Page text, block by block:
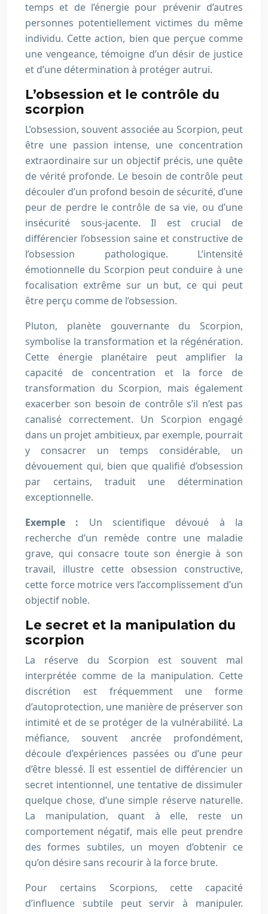
temps et de l’énergie pour prévenir d’autres
personnes potentiellement victimes du même
individu. Cette action, bien que perçue comme
une vengeance, témoigne d’un désir de justice
et d’une détermination à protéger autrui.
L’obsession et le contrôle du
scorpion
L’obsession, souvent associée au Scorpion, peut
être une passion intense, une concentration
extraordinaire sur un objectif précis, une quête
de vérité profonde. Le besoin de contrôle peut
découler d’un profond besoin de sécurité, d’une
peur de perdre le contrôle de sa vie, ou d’une
insécurité sous-jacente. Il est crucial de
différencier l’obsession saine et constructive de
l’obsession pathologique. L’intensité
émotionnelle du Scorpion peut conduire à une
focalisation extrême sur un but, ce qui peut
être perçu comme de l’obsession.
Pluton, planète gouvernante du Scorpion,
symbolise la transformation et la régénération.
Cette énergie planétaire peut amplifier la
capacité de concentration et la force de
transformation du Scorpion, mais également
exacerber son besoin de contrôle s’il n’est pas
canalisé correctement. Un Scorpion engagé
dans un projet ambitieux, par exemple, pourrait
y consacrer un temps considérable, un
dévouement qui, bien que qualifié d’obsession
par certains, traduit une détermination
exceptionnelle.
Exemple : Un scientifique dévoué à la
recherche d’un remède contre une maladie
grave, qui consacre toute son énergie à son
travail, illustre cette obsession constructive,
cette force motrice vers l’accomplissement d’un
objectif noble.
Le secret et la manipulation du
scorpion
La réserve du Scorpion est souvent mal
interprétée comme de la manipulation. Cette
discrétion est fréquemment une forme
d’autoprotection, une manière de préserver son
intimité et de se protéger de la vulnérabilité. La
méfiance, souvent ancrée profondément,
découle d’expériences passées ou d’une peur
d’être blessé. Il est essentiel de différencier un
secret intentionnel, une tentative de dissimuler
quelque chose, d’une simple réserve naturelle.
La manipulation, quant à elle, reste un
comportement négatif, mais elle peut prendre
des formes subtiles, un moyen d’obtenir ce
qu’on désire sans recourir à la force brute.
Pour certains Scorpions, cette capacité
d’influence subtile peut servir à manipuler.